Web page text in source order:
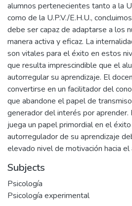
alumnos pertenecientes tanto a la
como de la U.P.V./E.H.U.,
debe ser capaz de adaptarse a los
manera activa y eficaz. La
son vitales para el éxito en estos
que resulta imprescindible que el
autorregular su aprendizaje. El
convertirse en un facilitador del
que abandone el papel de
generador del interés por
juega un papel primordial en el
autorregulador de su aprendizaje
elevado nivel de motivación hacia el
Subjects
Psicología
Psicología experimental